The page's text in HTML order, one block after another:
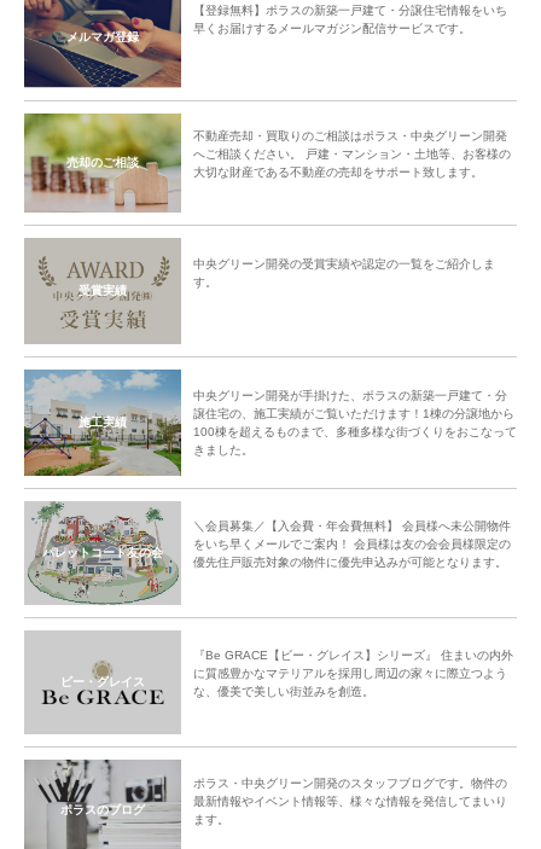
メルマガ登録
【登録無料】ポラスの新築一戸建て・分譲住宅情報をいち
早くお届けするメールマガジン配信サービスです。
売却のご相談
不動産売却・買取りのご相談はポラス・中央グリーン開発
へご相談ください。 戸建・マンション・土地等、お客様の
大切な財産である不動産の売却をサポート致します。
受賞実績
中央グリーン開発の受賞実績や認定の一覧をご紹介しま
す。
施工実績
中央グリーン開発が手掛けた、ポラスの新築一戸建て・分
譲住宅の、施工実績がご覧いただけます！1棟の分譲地から
100棟を超えるものまで、多種多様な街づくりをおこなって
きました。
パレットコート友の会
＼会員募集／【入会費・年会費無料】 会員様へ未公開物件
をいち早くメールでご案内！ 会員様は友の会会員様限定の
優先住戸販売対象の物件に優先申込みが可能となります。
ビー・グレイス
『Be GRACE【ビー・グレイス】シリーズ』 住まいの内外
に質感豊かなマテリアルを採用し周辺の家々に際立つよう
な、優美で美しい街並みを創造。
ポラスのブログ
ポラス・中央グリーン開発のスタッフブログです。物件の
最新情報やイベント情報等、様々な情報を発信してまいり
ます。